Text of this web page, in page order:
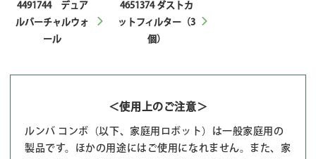
4491744 デュア
ルバーチャルウォ
ール
4651374 ダストカ
ットフィルター（3
個）
＜使用上のご注意＞
ルンバ コンボ（以下、家庭用ロボット）は一般家庭用の
製品です。ほかの用途にはご使用になれません。また、家